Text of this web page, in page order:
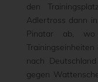
den
Adlertross dann
Pinatar ab, wo
nach
gegen